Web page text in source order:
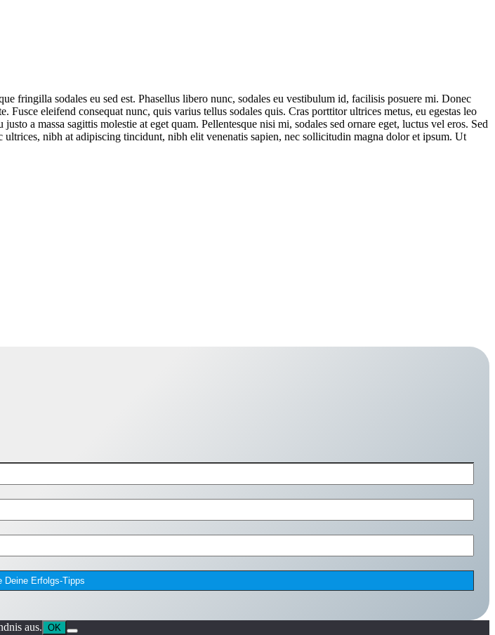
fringilla sodales eu sed est. Phasellus libero nunc, sodales eu vestibulum id, facilisis posuere mi. Donec
eleifend consequat nunc, quis varius tellus sodales quis. Cras porttitor ultrices metus, eu egestas leo
a massa sagittis molestie at eget quam. Pellentesque nisi mi, sodales sed ornare eget, luctus vel eros. Sed
nibh at adipiscing tincidunt, nibh elit venenatis sapien, nec sollicitudin magna dolor et ipsum. Ut
aus. OK